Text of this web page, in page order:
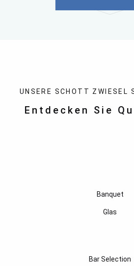
UNSERE SCHOTT ZWIESEL
Entdecken Sie
Banquet
Glas
Bar Selection